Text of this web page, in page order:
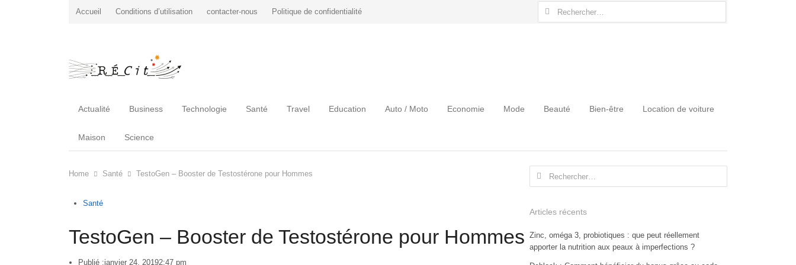
Accueil Conditions d’utilisation contacter-nous Politique de confidentialité Rechercher :
Actualité Business Technologie Santé Travel Education Auto / Moto Economie Mode Beauté Bien-être Location de voiture
Maison Science
Home Santé TestoGen – Booster de Testostérone pour Hommes
Santé
TestoGen – Booster de Testostérone pour Hommes
Publié :janvier 24, 20192:47 pm
Rechercher :
Articles récents
Zinc, oméga 3, probiotiques : que peut réellement
apporter la nutrition aux peaux à imperfections ?